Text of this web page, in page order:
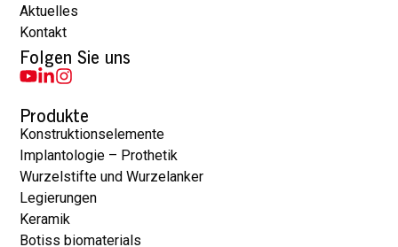
Aktuelles
Kontakt
Folgen Sie uns
Produkte
Konstruktionselemente
Implantologie – Prothetik
Wurzelstifte und Wurzelanker
Legierungen
Keramik
Botiss biomaterials